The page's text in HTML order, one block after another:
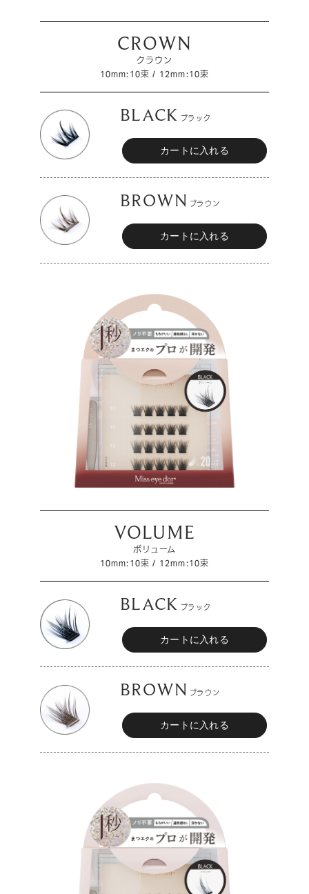
CROWN
クラウン
10mm:10束 / 12mm:10束
BLACK ブラック
BROWN ブラウン
VOLUME
ボリューム
10mm:10束 / 12mm:10束
BLACK ブラック
BROWN ブラウン